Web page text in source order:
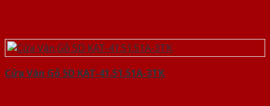
Cửa Vân Gỗ 5D KAT-41.51.51A-3TK